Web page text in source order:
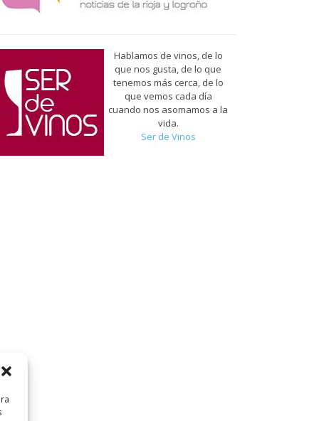
Hablamos de vinos, de lo
que nos gusta, de lo que
tenemos más cerca, de lo
que vemos cada día
cuando nos asomamos a la
vida.
Ser de Vinos